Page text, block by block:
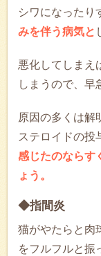
シワになったり
みを伴う病気と
悪化してしまえ
しまうので、早
原因の多くは解
ステロイドの投
感じたのならす
ょう。
◆指間炎
猫がやたらと肉
をフルフルと振